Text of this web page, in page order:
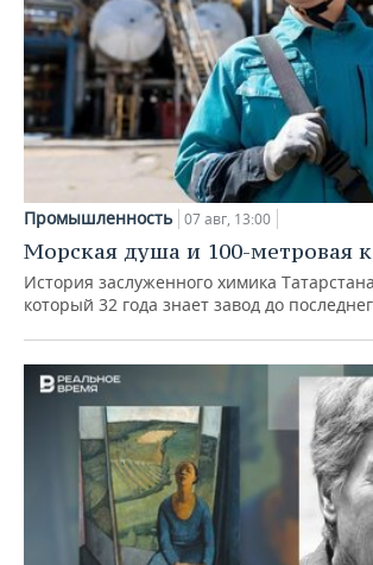
Промышленность 07 авг, 13:00
Морская душа и 100-метровая
История заслуженного химика
который 32 года знает завод до